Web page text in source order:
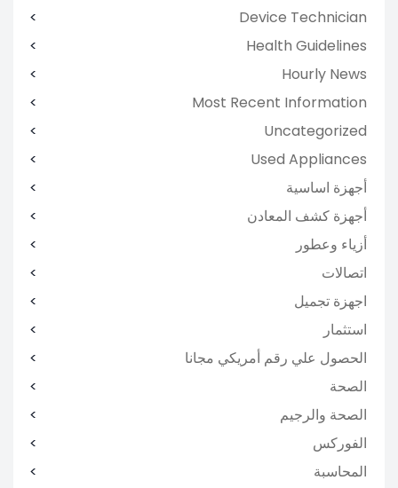
Device Technician
Health Guidelines
Hourly News
Most Recent Information
Uncategorized
Used Appliances
أجهزة اساسية
أجهزة كشف المعادن
أزياء وعطور
اتصالات
اجهزة تجميل
استثمار
الحصول علي رقم أمريكي مجانا
الصحة
الصحة والرجيم
الفوركس
المحاسبة